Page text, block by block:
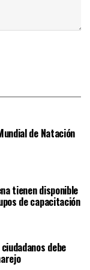
de Natación
tienen disponible
de capacitación
debe